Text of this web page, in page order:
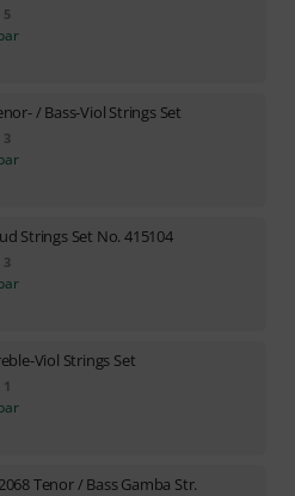
5
/ Bass-Viol Strings Set
3
Strings Set No. 415104
3
Viol Strings Set
1
Tenor / Bass Gamba Str.